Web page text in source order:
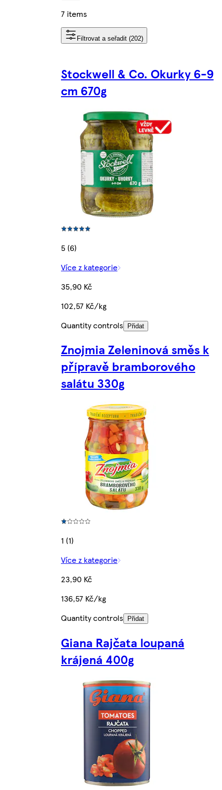
7 items
Filtrovat a seřadit (202)
Stockwell & Co. Okurky 6-9
cm 670g
5 (6)
Více z kategorie
35,90 Kč
102,57 Kč/kg
Quantity controls
Přidat
Znojmia Zeleninová směs k
přípravě bramborového
salátu 330g
1 (1)
Více z kategorie
23,90 Kč
136,57 Kč/kg
Quantity controls
Přidat
Giana Rajčata loupaná
krájená 400g